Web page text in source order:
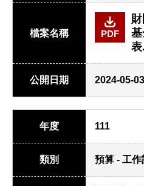
檔案名稱 PDF
公開日期 2024-05-03
年度 111
類別 預算 - 工作